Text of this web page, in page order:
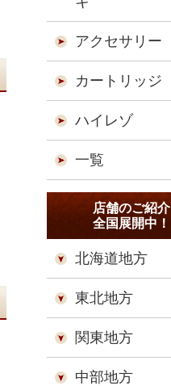
アクセサリー
カートリッジ
ハイレゾ
一覧
店舗のご紹介
全国展開中！
北海道地方
東北地方
関東地方
中部地方